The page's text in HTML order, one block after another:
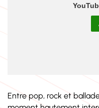
Entre pop, rock et